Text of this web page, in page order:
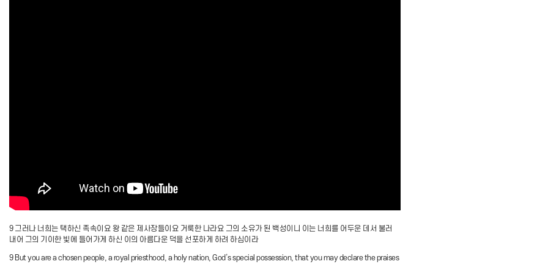
9 그러나 너희는 택하신 족속이요 왕 같은 제사장들이요 거룩한 나라요 그의 소유가 된 백성이니 이는 너희를 어두운 데서 불러
내어 그의 기이한 빛에 들어가게 하신 이의 아름다운 덕을 선포하게 하려 하심이라
9 But you are a chosen people, a royal priesthood, a holy nation, God’s special possession, that you may declare the praises